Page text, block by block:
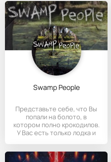
Swamp People
Представьте себе, что Вы
попали на болото, в
котором полно крокодилов.
У Вас есть только лодка и